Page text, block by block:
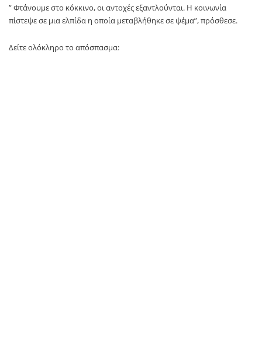
” Φτάνουμε στο κόκκινο, οι αντοχές εξαντλούνται. Η κοινωνία
πίστεψε σε μια ελπίδα η οποία μεταβλήθηκε σε ψέμα”, πρόσθεσε.
Δείτε ολόκληρο το απόσπασμα: